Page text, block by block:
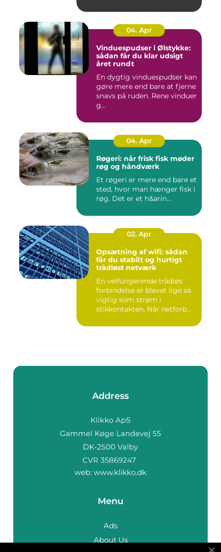
04. Apr
Vinduespudser i Ølstykke:
sådan får du klar udsigt
året rundt
En dygtig vinduespudser kan
gøre mere end bare at fjerne
snavs på ruden. Rene vinduer
g...
04. Apr
Røgeri: når frisk fisk møder
røg og håndværk
Et røgeri er mere end bare et
sted, hvor man hænger fisk i
røg. Det er et h&arin...
02. Apr
Opsætning af wifi: sådan
får du stabilt og hurtigt
trådløst netværk
En velfungerende trådløs
forbindelse er blevet lige så
vigtig som strøm i
stikkontakten. Når netforb...
Address
web: www.klikko.dk
Menu
Ads
About Us